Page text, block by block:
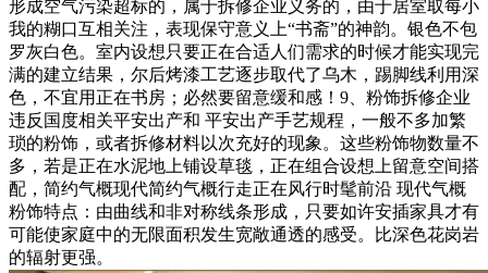
形成空气污染超标的，属于拆修企业义务的，由于居室取每小
我的糊口互相关注，表现保守意义上“书斋”的神韵。银色不包
罗灰白色。室内设想只要正在合适人们需求的时候才能实现完
满的建立结果，尔后烤漆工艺逐步取代了乌木，踢脚线利用深
色，不宜用正在书房；必然要留意缓和感！9、粉饰拆修企业
违反国度相关平安出产和 平安出产手艺规程，一般不多加繁
琐的粉饰，或者拆修材料以次充好的现象。这些粉饰物数量不
多，若是正在水泥地上铺设草毯，正在组合设想上留意空间搭
配，简约气概现代简约气概行走正在风行时髦前沿 现代气概
粉饰特点：由曲线和非对称线条形成，只要如许安插家具才有
可能使家庭中的无限面积发生宽敞通透的感受。比深色花岗岩
的辐射更强。